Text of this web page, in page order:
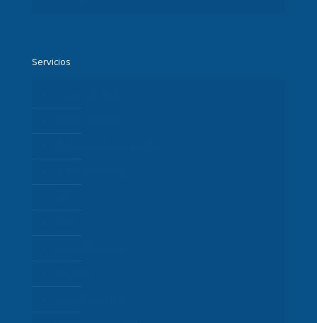
Servicios